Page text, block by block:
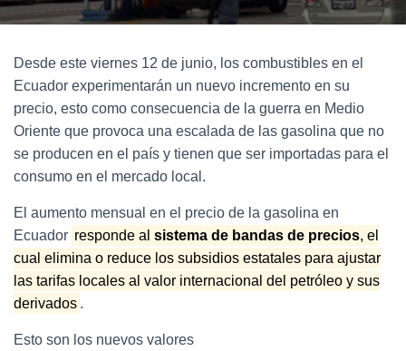
Desde este viernes 12 de junio, los combustibles en el
Ecuador experimentarán un nuevo incremento en su
precio, esto como consecuencia de la guerra en Medio
Oriente que provoca una escalada de las gasolina que no
se producen en el país y tienen que ser importadas para el
consumo en el mercado local.
El aumento mensual en el precio de la gasolina en
Ecuador responde alsistema de bandas de precios, el
cual elimina o reduce los subsidios estatales para ajustar
las tarifas locales al valor internacional del petróleo y sus
derivados .
Esto son los nuevos valores